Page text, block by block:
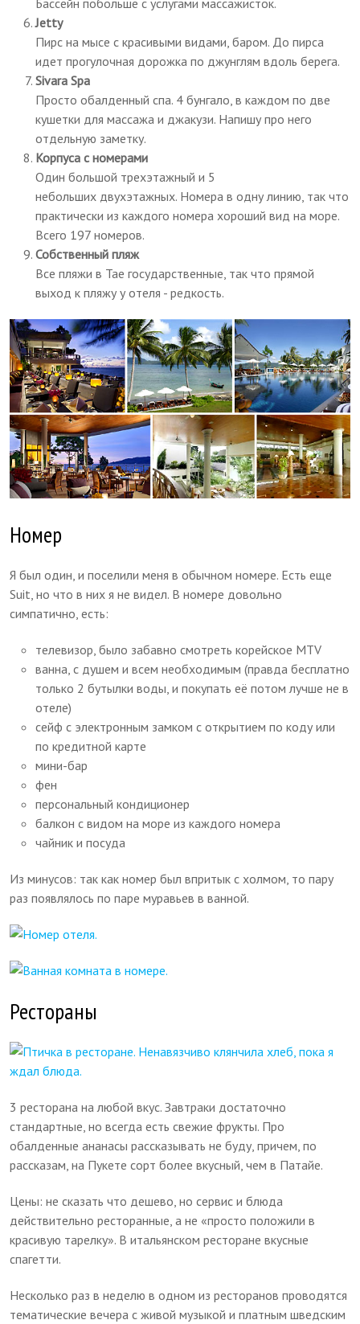
Jetty
Пирс на мысе с красивыми видами, баром. До пирса
идет прогулочная дорожка по джунглям вдоль берега.
Sivara Spa
Просто обалденный спа. 4 бунгало, в каждом по две
кушетки для массажа и джакузи. Напишу про него
отдельную заметку.
Корпуса с номерами
Один большой трехэтажный и 5
небольших двухэтажных. Номера в одну линию, так что
практически из каждого номера хороший вид на море.
Всего 197 номеров.
Собственный пляж
Все пляжи в Тае государственные, так что прямой
выход к пляжу у отеля - редкость.
Номер
Я был один, и поселили меня в обычном номере. Есть еще
Suit, но что в них я не видел. В номере довольно
симпатично, есть:
телевизор, было забавно смотреть корейское MTV
ванна, с душем и всем необходимым (правда бесплатно
только 2 бутылки воды, и покупать её потом лучше не в
отеле)
сейф с электронным замком с открытием по коду или
по кредитной карте
мини-бар
фен
персональный кондиционер
балкон с видом на море из каждого номера
чайник и посуда
Из минусов: так как номер был впритык с холмом, то пару
раз появлялось по паре муравьев в ванной.
Рестораны
3 ресторана на любой вкус. Завтраки достаточно
стандартные, но всегда есть свежие фрукты. Про
обалденные ананасы рассказывать не буду, причем, по
рассказам, на Пукете сорт более вкусный, чем в Патайе.
Цены: не сказать что дешево, но сервис и блюда
действительно ресторанные, а не «просто положили в
красивую тарелку». В итальянском ресторане вкусные
спагетти.
Несколько раз в неделю в одном из ресторанов проводятся
тематические вечера с живой музыкой и платным шведским